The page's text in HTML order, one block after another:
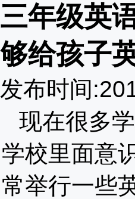
三年级英
够给孩子
发布时间
现在很多
学校里面意
常举行一些